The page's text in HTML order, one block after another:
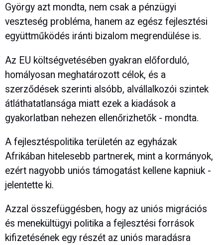
György azt mondta, nem csak a pénzügyi
veszteség probléma, hanem az egész fejlesztési
együttműködés iránti bizalom megrendülése is.
Az EU költségvetésében gyakran előforduló,
homályosan meghatározott célok, és a
szerződések szerinti alsóbb, alvállalkozói szintek
átláthatatlansága miatt ezek a kiadások a
gyakorlatban nehezen ellenőrizhetők - mondta.
A fejlesztéspolitika területén az egyházak
Afrikában hitelesebb partnerek, mint a kormányok,
ezért nagyobb uniós támogatást kellene kapniuk -
jelentette ki.
Azzal összefüggésben, hogy az uniós migrációs
és menekültügyi politika a fejlesztési források
kifizetésének egy részét az uniós maradásra